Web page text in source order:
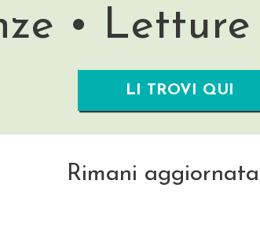
•
LI TROVI QUI
Rimani